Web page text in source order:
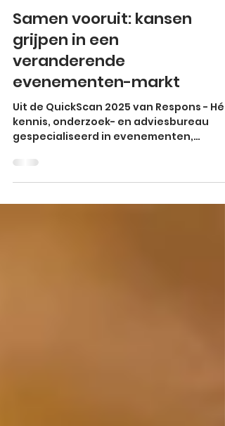
Samen vooruit: kansen
grijpen in een
veranderende
evenementen-markt
kennis, onderzoek- en adviesbureau
gespecialiseerd in evenementen,